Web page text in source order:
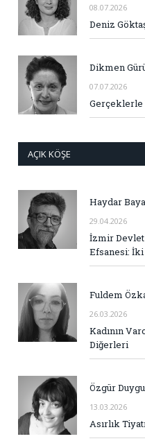
08.07.2026
Deniz
Dikmen
07.07.2026
Gerçeklerle
AÇIK KÖŞE
Haydar
29.04.2026
İzmir Devlet
Efsanesi:
Fuldem
26.03.2026
Kadının
Diğerleri
Özgür
13.03.2026
Asırlık